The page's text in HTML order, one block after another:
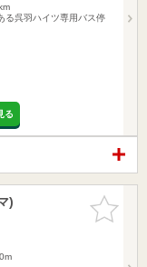
る呉羽ハイツ専用バス停
る
お気に入
りに追加
)